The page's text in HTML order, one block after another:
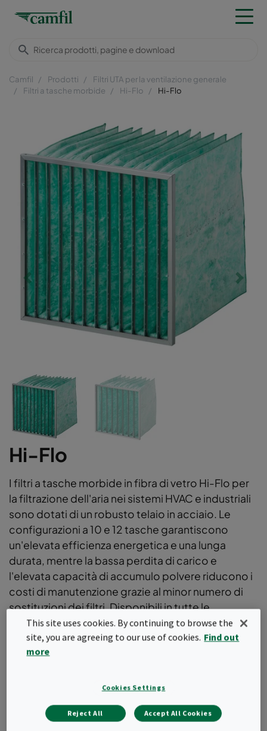
Camfil Prodotti
Filtri UTA per la ventilazione generale
Filtri a tasche morbide
Hi-Flo Hi-Flo
Hi-Flo
I filtri a tasche morbide in fibra di vetro Hi-Flo per
la filtrazione dell'aria nei sistemi HVAC e industriali
sono dotati di un robusto telaio in acciaio. Le
configurazioni a 10 e 12 tasche garantiscono
un'elevata efficienza energetica e una lunga
durata, mentre la bassa perdita di carico e
l'elevata capacità di accumulo polvere riducono i
costi di manutenzione grazie al minor numero di
sostituzioni dei filtri. Disponibili in tutte le
efficienze secondo lo standard ISO 16890 e
supportati da una Dichiarazione Ambientale di
Prodotto (EPD).
robusto telaio metallico
Dimensioni e configurazioni flessibili delle tasche per
adattarsi a varie applicazioni
This site uses cookies. By continuing to browse the
site, you are agreeing to our use of cookies. Find out
more
Cookies Settings
Reject All Accept All Cookies